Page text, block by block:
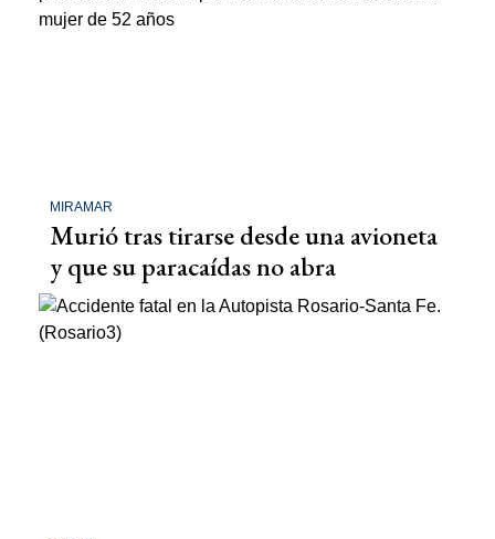
MIRAMAR
Murió tras tirarse desde una avioneta
y que su paracaídas no abra